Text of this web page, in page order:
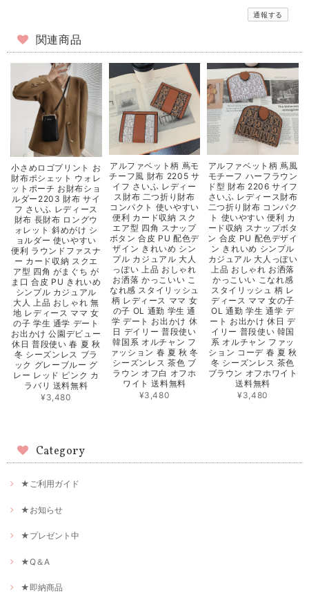
通報する
関連商品
小さめロゴプリント お
財布ポシェット ウォレ
ットポーチ お財布ショ
ルダー2203 財布 サイ
フ さいふ レディース
財布 長財布 ロングウ
ォレット 斜めがけ シ
ョルダー 使いやすい
便利 ラウンドファスナ
ー カード収納 スクエ
ア型 四角 がまぐち が
ま口 合皮 PU きれいめ
シンプル カジュアル
大人 上品 おしゃれ 無
地 レディース ママ 女
の子 学生 通学 デート
お出かけ 公園デビュー
休日 普段使い 春 夏 秋
冬 シーズンレス ブラ
ック グレーブルー グ
レー レッド ピンク カ
ラバリ 送料無料
¥3,480
アルファベット柄 蔦モ
チーフ風 財布 2205 サ
イフ さいふ レディー
ス財布 二つ折り財布
コンパクト 使いやすい
便利 カード収納 スク
エア型 四角 スナップ
ボタン 合皮 PU 配色デ
ザイン きれいめ シン
プル カジュアル 大人
っぽい 上品 おしゃれ
お洒落 かっこいい こ
なれ感 スタイリッシュ
柄 レディース ママ 女
の子 OL 通勤 学生 通
学 デート お出かけ 休
日 デイリー 普段使い
韓国系 オルチャン フ
ァッション 春 夏 秋 冬
シーズンレス 茶色 ブ
ラウン オフ白 オフホ
ワイト 送料無料
¥3,480
アルファベット柄 蔦風
モチーフ ハーフラウン
ド型 財布 2206 サイフ
さいふ レディース財布
二つ折り財布 コンパク
ト 使いやすい 便利 カ
ード収納 スナップボタ
ン 合皮 PU 配色デザイ
ン きれいめ シンプル
カジュアル 大人っぽい
上品 おしゃれ お洒落
かっこいい こなれ感
スタイリッシュ 柄 レ
ディース ママ 女の子
OL 通勤 学生 通学 デ
ート お出かけ 休日 デ
イリー 普段使い 韓国
系 オルチャン ファッ
ション コーデ 春 夏 秋
冬 シーズンレス 茶色
ブラウン オフホワイト
送料無料
¥3,480
Category
★ご利用ガイド
★お知らせ
★プレゼント中
★Q＆A
★即納商品